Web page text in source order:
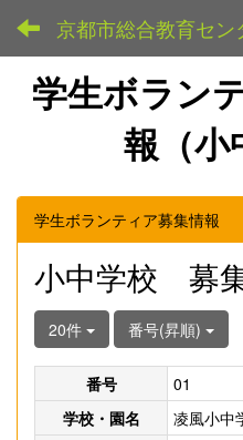
京都市総合教育セン
学生ボラン
報（小
学生ボランティア募集情報
小中学校 募
20件 番号(昇順)
番号
01
学校・園名
凌風小中